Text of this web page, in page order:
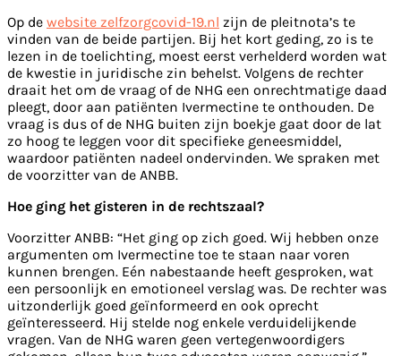
Op de website zelfzorgcovid-19.nl zijn de pleitnota’s te
vinden van de beide partijen. Bij het kort geding, zo is te
lezen in de toelichting, moest eerst verhelderd worden wat
de kwestie in juridische zin behelst. Volgens de rechter
draait het om de vraag of de NHG een onrechtmatige daad
pleegt, door aan patiënten Ivermectine te onthouden. De
vraag is dus of de NHG buiten zijn boekje gaat door de lat
zo hoog te leggen voor dit specifieke geneesmiddel,
waardoor patiënten nadeel ondervinden. We spraken met
de voorzitter van de ANBB.
Hoe ging het gisteren in de rechtszaal?
Voorzitter ANBB: “Het ging op zich goed. Wij hebben onze
argumenten om Ivermectine toe te staan naar voren
kunnen brengen. Eén nabestaande heeft gesproken, wat
een persoonlijk en emotioneel verslag was. De rechter was
uitzonderlijk goed geïnformeerd en ook oprecht
geïnteresseerd. Hij stelde nog enkele verduidelijkende
vragen. Van de NHG waren geen vertegenwoordigers